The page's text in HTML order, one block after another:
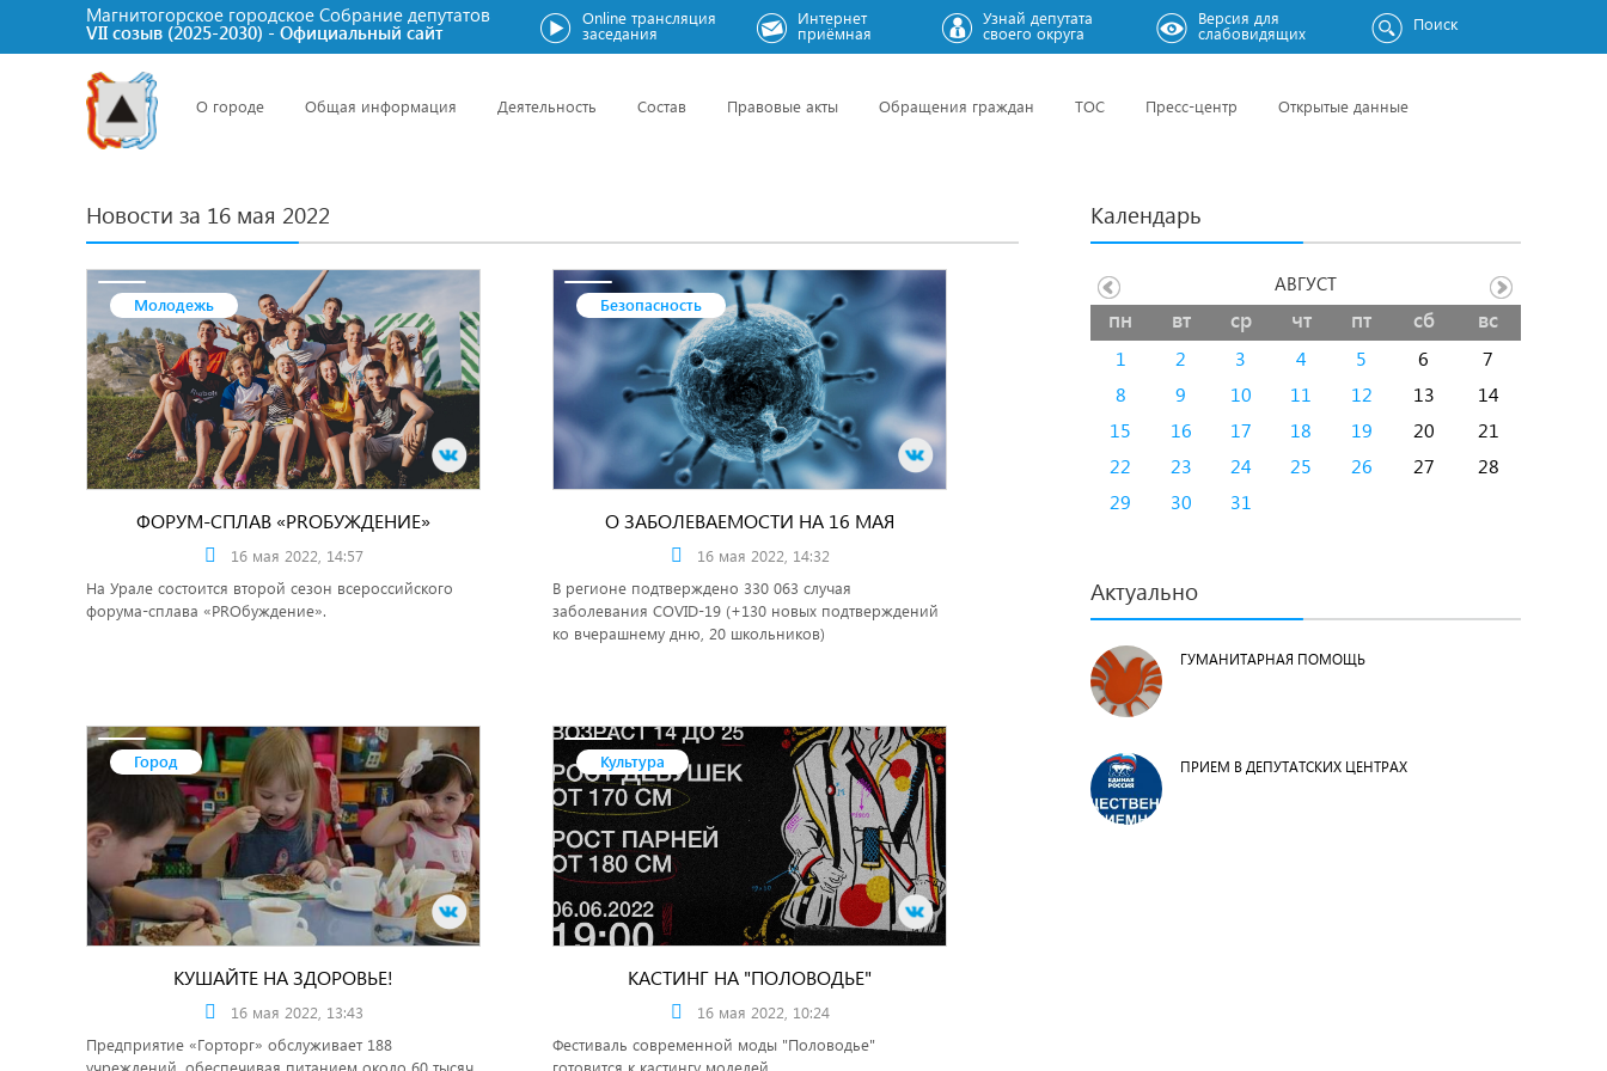
Магнитогорское городское Cобрание депутатов
VII созыв (2025-2030) - Официальный сайт
Online трансляция
заседания
Интернет
приёмная
Узнай депутата
своего округа
Версия для
слабовидящих Поиск
О городе Общая информация Деятельность Состав Правовые акты Обращения граждан ТОС Пресс-центр Открытые данные
Новости за 16 мая 2022
Молодежь
ФОРУМ-СПЛАВ «PROБУЖДЕНИЕ»
16 мая 2022, 14:57
На Урале состоится второй сезон всероссийского
форума-сплава «PROбуждение».
Безопасность
О ЗАБОЛЕВАЕМОСТИ НА 16 МАЯ
16 мая 2022, 14:32
В регионе подтверждено 330 063 случая
заболевания COVID-19 (+130 новых подтверждений
ко вчерашнему дню, 20 школьников)
Город
КУШАЙТЕ НА ЗДОРОВЬЕ!
16 мая 2022, 13:43
Предприятие «Горторг» обслуживает 188
учреждений, обеспечивая питанием около 60 тысяч
Культура
КАСТИНГ НА "ПОЛОВОДЬЕ"
16 мая 2022, 10:24
Фестиваль современной моды "Половодье"
готовится к кастингу моделей.
Календарь
пн вт ср чт пт сб вс
1 2 3 4 5 6
7
8
9 10 11 12 13
14
15
16 17 18 19 20
21
22
23 24 25 26 27
28
29
30 31
АВГУСТ
Актуально
ГУМАНИТАРНАЯ ПОМОЩЬ
ПРИЕМ В ДЕПУТАТСКИХ ЦЕНТРАХ